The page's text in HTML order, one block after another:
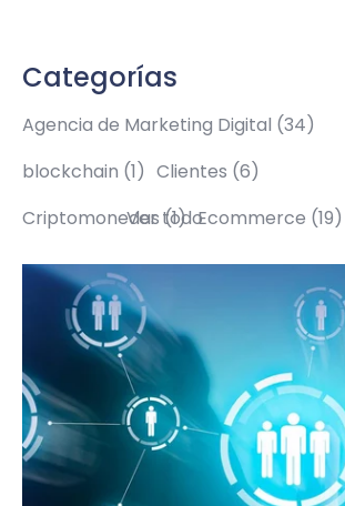
Categorías
Agencia de Marketing Digital (34)
blockchain (1) Clientes (6)
Criptomonedas(1) Ecommerce (19)
Ver todo